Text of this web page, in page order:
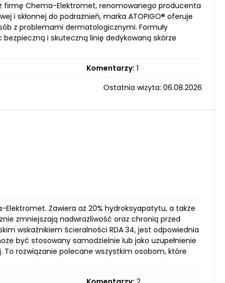
firmę Chema-Elektromet, renomowanego producenta
i skłonnej do podrażnień, marka ATOPIGO® oferuje
z problemami dermatologicznymi. Formuły
bezpieczną i skuteczną linię dedykowaną skórze
Komentarzy: 1
Ostatnia wizyta: 06.08.2026
Zawiera aż 20% hydroksyapatytu, a także
zmniejszają nadwrażliwość oraz chronią przed
wskaźnikiem ścieralności RDA 34, jest odpowiednia
być stosowany samodzielnie lub jako uzupełnienie
rozwiązanie polecane wszystkim osobom, które